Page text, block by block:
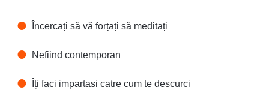
Încercați să vă forțați să meditați
Nefiind contemporan
Îți faci impartasi catre cum te descurci